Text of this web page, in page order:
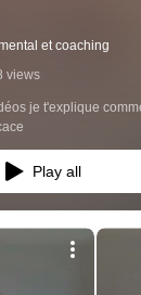
et coaching
views
je t'explique
Play all